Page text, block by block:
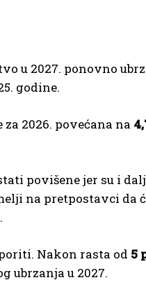
u 2027. ponovno
godine.
2026. povećana na
povišene jer su i
na pretpostavci da
Nakon rasta od 5
ubrzanja u 2027.